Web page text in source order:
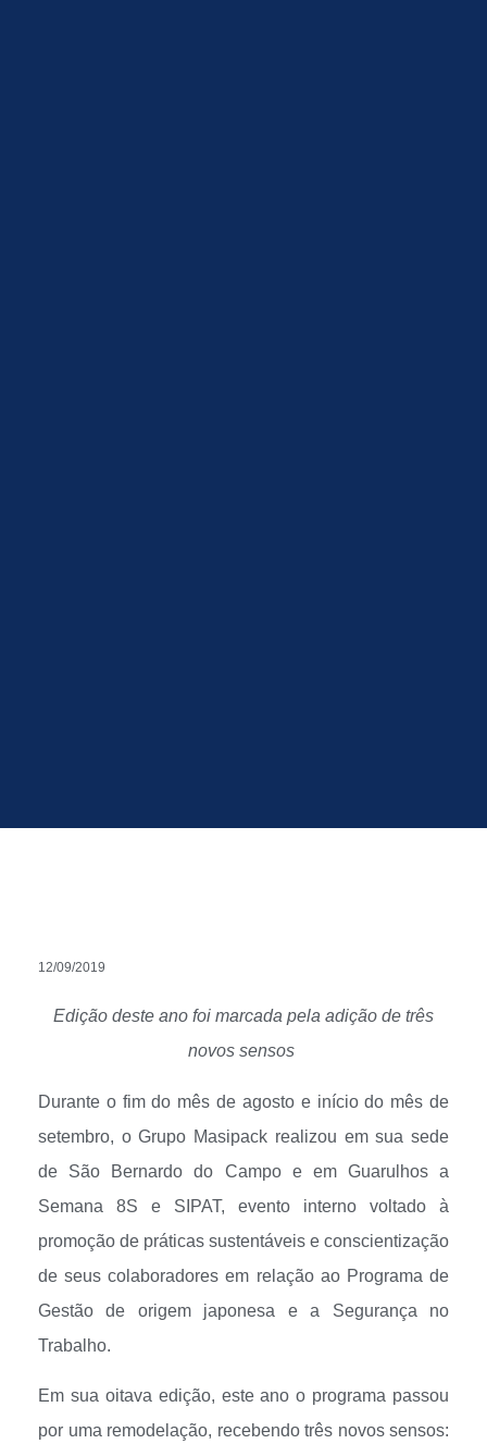
12/09/2019
Edição deste ano foi marcada pela adição de três
novos sensos
Durante o fim do mês de agosto e início do mês de
setembro, o Grupo Masipack realizou em sua sede
de São Bernardo do Campo e em Guarulhos a
Semana 8S e SIPAT, evento interno voltado à
promoção de práticas sustentáveis e conscientização
de seus colaboradores em relação ao Programa de
Gestão de origem japonesa e a Segurança no
Trabalho.
Em sua oitava edição, este ano o programa passou
por uma remodelação, recebendo três novos sensos: